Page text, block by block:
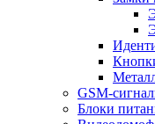
GSM-
Блоки